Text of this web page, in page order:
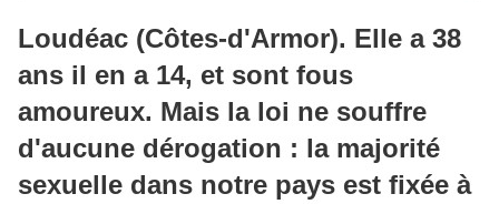
Loudéac (Côtes-d'Armor). Elle a 38
ans il en a 14, et sont fous
amoureux. Mais la loi ne souffre
d'aucune dérogation : la majorité
sexuelle dans notre pays est fixée à